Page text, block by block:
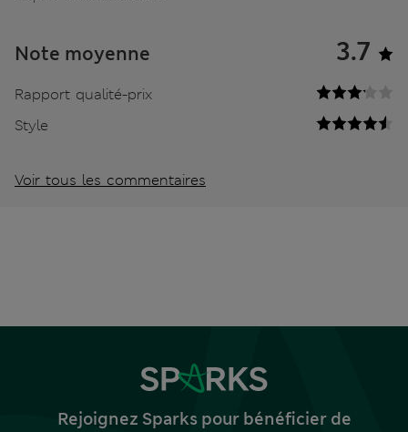
Note moyenne 3.7
Rapport qualité-prix
Style
Voir tous les commentaires
Rejoignez Sparks pour bénéficier de